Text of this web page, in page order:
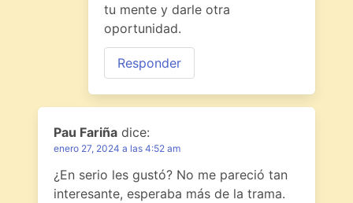
tu mente y darle otra
oportunidad.
Responder
Pau Fariña dice:
enero 27, 2024 a las 4:52 am
¿En serio les gustó? No me pareció tan
interesante, esperaba más de la trama.